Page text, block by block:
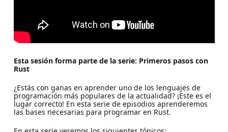
Esta sesión forma parte de la serie: Primeros pasos con
Rust
¿Estás con ganas en aprender uno de los lenguajes de
programación más populares de la actualidad? ¡Este es el
lugar correcto! En esta serie de episodios aprenderemos
las bases necesarias para programar en Rust.